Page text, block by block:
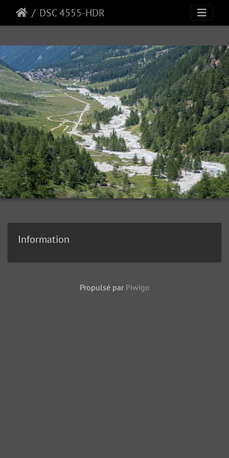
DSC 4555-HDR
Information
Propulsé par Piwigo